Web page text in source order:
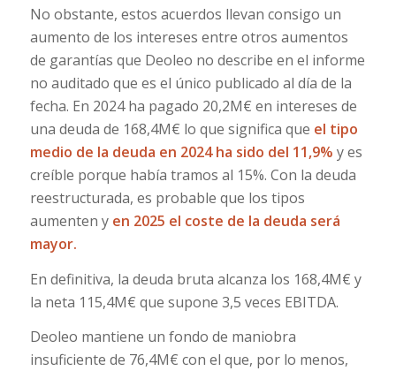
No obstante, estos acuerdos llevan consigo un
aumento de los intereses entre otros aumentos
de garantías que Deoleo no describe en el informe
no auditado que es el único publicado al día de la
fecha. En 2024 ha pagado 20,2M€ en intereses de
una deuda de 168,4M€ lo que significa que el tipo
medio de la deuda en 2024 ha sido del 11,9% y es
creíble porque había tramos al 15%. Con la deuda
reestructurada, es probable que los tipos
aumenten y en 2025 el coste de la deuda será
mayor.
En definitiva, la deuda bruta alcanza los 168,4M€ y
la neta 115,4M€ que supone 3,5 veces EBITDA.
Deoleo mantiene un fondo de maniobra
insuficiente de 76,4M€ con el que, por lo menos,